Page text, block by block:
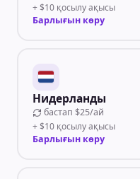
+ $10 қосылу ақысы
Барлығын көру
Нидерланды
бастап $25/ай
+ $10 қосылу ақысы
Барлығын көру